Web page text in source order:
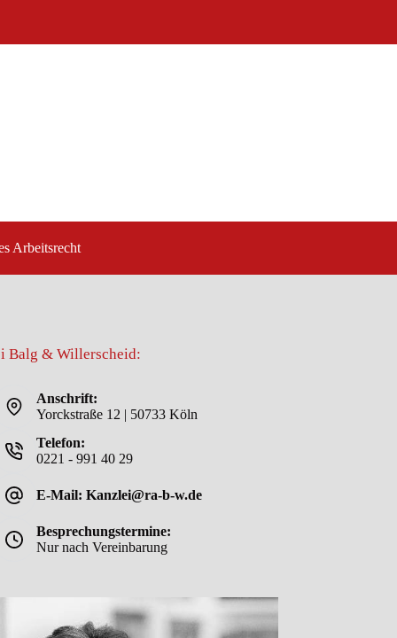
Arbeitsrecht
Balg & Willerscheid:
Anschrift:
Yorckstraße 12 | 50733 Köln
Telefon:
0221 - 991 40 29
E-Mail: Kanzlei@ra-b-w.de
Besprechungstermine:
Nur nach Vereinbarung